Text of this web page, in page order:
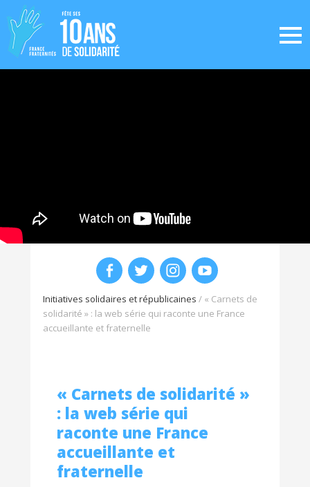
Initiatives solidaires et républicaines / « Carnets de
solidarité » : la web série qui raconte une France
accueillante et fraternelle
« Carnets de solidarité »
: la web série qui
raconte une France
accueillante et
fraternelle